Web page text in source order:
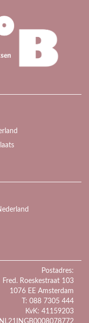
Postadres:
Fred. Roeskestraat 103
1076 EE Amsterdam
T: 088 7305 444
KvK: 41159203